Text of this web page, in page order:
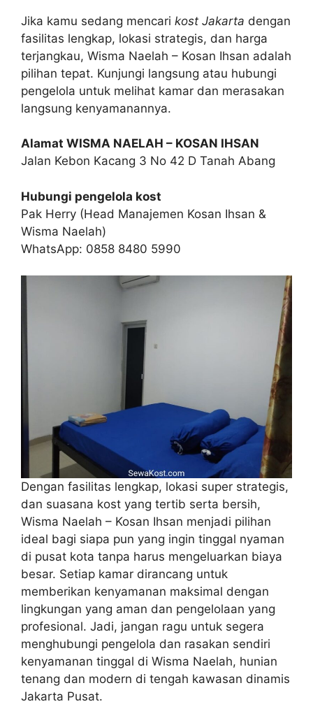
Jika kamu sedang mencari kost Jakarta dengan
fasilitas lengkap, lokasi strategis, dan harga
terjangkau, Wisma Naelah – Kosan Ihsan adalah
pilihan tepat. Kunjungi langsung atau hubungi
pengelola untuk melihat kamar dan merasakan
langsung kenyamanannya.
Alamat WISMA NAELAH – KOSAN IHSAN
Jalan Kebon Kacang 3 No 42 D Tanah Abang
Hubungi pengelola kost
Pak Herry (Head Manajemen Kosan Ihsan &
Wisma Naelah)
WhatsApp: 0858 8480 5990
Dengan fasilitas lengkap, lokasi super strategis,
dan suasana kost yang tertib serta bersih,
Wisma Naelah – Kosan Ihsan menjadi pilihan
ideal bagi siapa pun yang ingin tinggal nyaman
di pusat kota tanpa harus mengeluarkan biaya
besar. Setiap kamar dirancang untuk
memberikan kenyamanan maksimal dengan
lingkungan yang aman dan pengelolaan yang
profesional. Jadi, jangan ragu untuk segera
menghubungi pengelola dan rasakan sendiri
kenyamanan tinggal di Wisma Naelah, hunian
tenang dan modern di tengah kawasan dinamis
Jakarta Pusat.